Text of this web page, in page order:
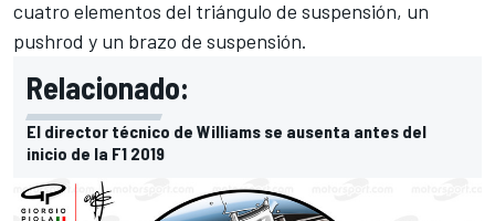
cuatro elementos del triángulo de suspensión, un
pushrod y un brazo de suspensión.
Relacionado:
El director técnico de Williams se ausenta antes del
inicio de la F1 2019